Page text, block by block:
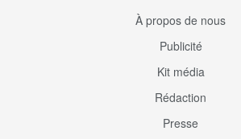
À propos de nous
Publicité
Kit média
Rédaction
Presse